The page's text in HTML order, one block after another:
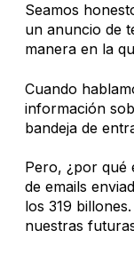
Seamos
un anuncio de
manera en la
Cuando
información
bandeja de
Pero, ¿por qué
de emails
los 319
nuestras